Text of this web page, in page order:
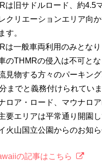
は旧サドルロード、約4.5
クリエーションエリア向
す。
は一般車両利用のみとなり
のTHMRの侵入は不可とな
見物する方々のパーキン
までと義務付けられていま
ロア・ロード、マウナロ
要エリアは平常通り開園し
火山国立公園からのお知
の記事はこちら